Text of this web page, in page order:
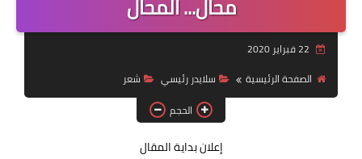
قصة قصيرة
قصة قصيرة جداً
قراءات
دراسات
محال... المحال
الصفحة الرئيسية
سلايدر رئيسي
شعر
الحجم
إعلان بداية المقال